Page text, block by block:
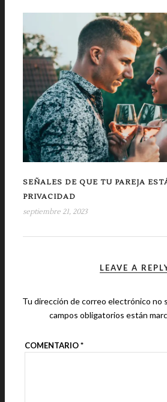
SEÑALES DE QUE TU PAREJA
PRIVACIDAD
septiembre 21, 2023
LEAVE A
Tu dirección de correo electrónico no
campos obligatorios están
COMENTARIO*